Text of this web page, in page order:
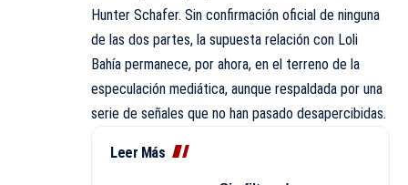
Hunter Schafer. Sin confirmación oficial de ninguna
de las dos partes, la supuesta relación con Loli
Bahía permanece, por ahora, en el terreno de la
especulación mediática, aunque respaldada por una
serie de señales que no han pasado desapercibidas.
Leer Más